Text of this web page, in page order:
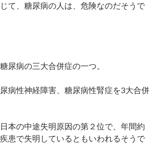
て、糖尿病の人は、危険なのだそうで
尿病の三大合併症の一つ。
病性神経障害、糖尿病性腎症を3大合併
本の中途失明原因の第２位で、年間約
患で失明しているともいわれるそうで